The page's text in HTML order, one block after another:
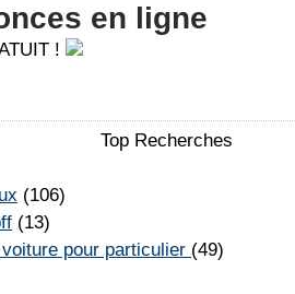
en ligne
!
Top Recherches
(106)
(13)
pour particulier (49)